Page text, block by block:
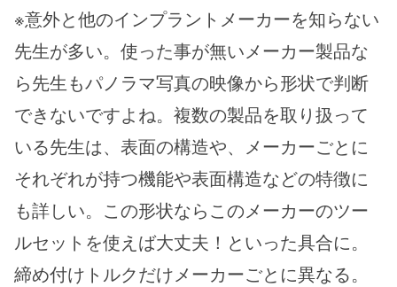
※意外と他のインプラントメーカーを知らない
先生が多い。使った事が無いメーカー製品な
ら先生もパノラマ写真の映像から形状で判断
できないですよね。複数の製品を取り扱って
いる先生は、表面の構造や、メーカーごとに
それぞれが持つ機能や表面構造などの特徴に
も詳しい。この形状ならこのメーカーのツー
ルセットを使えば大丈夫！といった具合に。
締め付けトルクだけメーカーごとに異なる。